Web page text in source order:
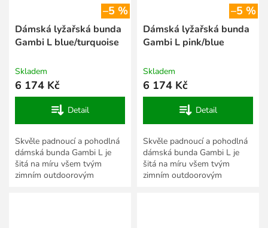
–5 %
Dámská lyžařská bunda
Gambi L blue/turquoise
Skladem
6 174 Kč
Detail
Skvěle padnoucí a pohodlná
dámská bunda Gambi L je
šitá na míru všem tvým
zimním outdoorovým
–5 %
Dámská lyžařská bunda
Gambi L pink/blue
Skladem
6 174 Kč
Detail
Skvěle padnoucí a pohodlná
dámská bunda Gambi L je
šitá na míru všem tvým
zimním outdoorovým